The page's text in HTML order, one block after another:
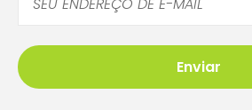
Enviar